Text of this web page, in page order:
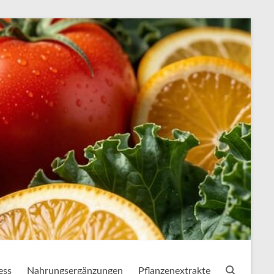
Nahrungsergänzungen Pflanzenextrakte